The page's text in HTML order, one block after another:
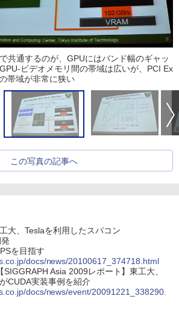
共通するのが、GPUにはバンド幅のギャッ
ビデオメモリ間の帯域は広いが、PCI Ex
帯域が非常に狭い
この写真の記事へ
大、Teslaを利用したスパコン
を目指す
docs/news/20100617_374718.html
SIGGRAPH Asia 2009レポート】東工大、
CUDA実装事例を紹介
docs/news/event/20091221_338290.